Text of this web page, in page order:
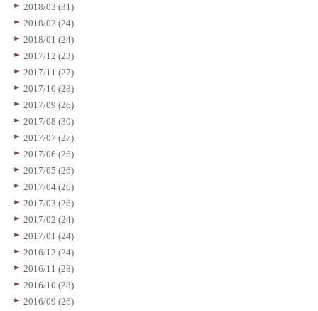
2018/03 (31)
2018/02 (24)
2018/01 (24)
2017/12 (23)
2017/11 (27)
2017/10 (28)
2017/09 (26)
2017/08 (30)
2017/07 (27)
2017/06 (26)
2017/05 (26)
2017/04 (26)
2017/03 (26)
2017/02 (24)
2017/01 (24)
2016/12 (24)
2016/11 (28)
2016/10 (28)
2016/09 (26)